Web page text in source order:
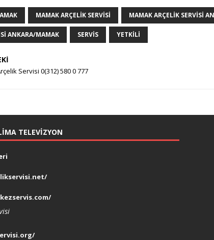
MAMAK ARÇELIK SERVISI MAMAK ARÇELIK SERVISI
ANKARA/MAMAK SERVIS YETKILI
Servisi 0(312) 580 0 777
TELEVIZYON